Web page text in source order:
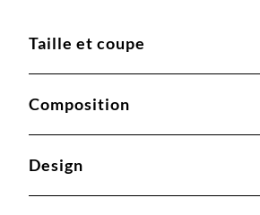
Taille et coupe
Composition
Design